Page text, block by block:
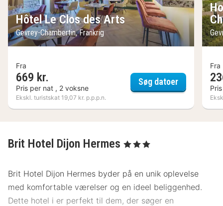
Hôtel Le Clos des Arts
Gevrey-Chambertin, Frankrig
Fra
669 kr.
Pris per nat , 2 voksne
Ekskl. turistskat 19,07 kr. p.p.p.n.
Søg datoerHôtel Le
Fra
Brit Hotel Dijon Hermes , 3 Stjerner
Brit Hotel Dijon Hermes byder på en unik oplevelse
med komfortable værelser og en ideel beliggenhed.
Dette hotel i er perfekt til dem, der søger en